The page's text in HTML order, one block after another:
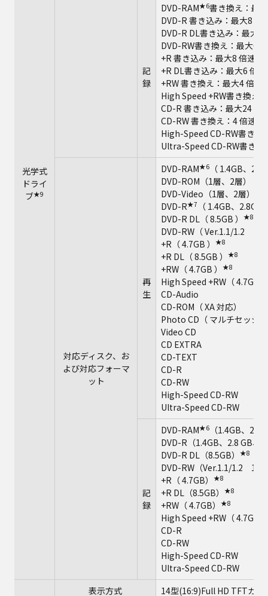
光学式
ドライ
ブ★9
記
録
DVD-RAM★6書き換え：最
DVD-R 書き込み：最大8 倍
DVD-R DL書き込み：最大6
DVD-RW書き換え：最大6
+R 書き込み：最大8 倍速
+R DL書き込み：最大6 倍速
+RW 書き換え：最大4 倍速
High Speed +RW書き換え
CD-R 書き込み：最大24 倍
CD-RW 書き換え：4 倍速
High-Speed CD-RW書き換
Ultra-Speed CD-RW書き換
対応ディスク、お
よび対応フォーマ
ット
再
生
DVD-RAM★6
（ 1.4GB、
DVD-ROM（1層、2層）
DVD-Video（1層、2層）
DVD-R★7
（ 1.4GB、2.8GB
DVD-R DL（ 8.5GB ）
★8
DVD-RW（ Ver.1.1/1.2
+R（ 4.7GB ）
★8
+R DL（ 8.5GB ） ★8
+RW（ 4.7GB ） ★8
High Speed +RW（ 4.7GB
CD-Audio
CD-ROM（ XA 対応）
Photo CD（ マルチセッシ
Video CD
CD EXTRA
CD-TEXT
CD-R
CD-RW
High-Speed CD-RW
Ultra-Speed CD-RW
記
録
DVD-RAM★6
（1.4GB、
DVD-R（1.4GB、2.8 GB、
DVD-R DL（8.5GB）
★8
DVD-RW（Ver.1.1/1.2
+R（ 4.7GB）
★8
+R DL（8.5GB） ★8
+RW（ 4.7GB） ★8
High Speed +RW（ 4.7GB）
CD-R
CD-RW
High-Speed CD-RW
Ultra-Speed CD-RW
表示方式
14型(16:9)Full HD TFTカラ